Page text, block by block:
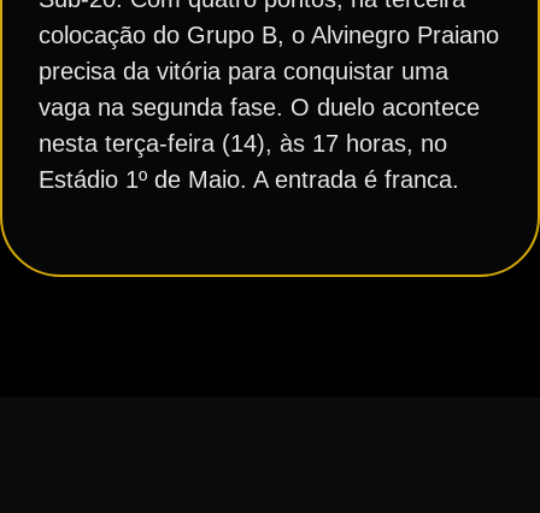
colocação do Grupo B, o Alvinegro Praiano
precisa da vitória para conquistar uma
vaga na segunda fase. O duelo acontece
nesta terça-feira (14), às 17 horas, no
Estádio 1º de Maio. A entrada é franca.